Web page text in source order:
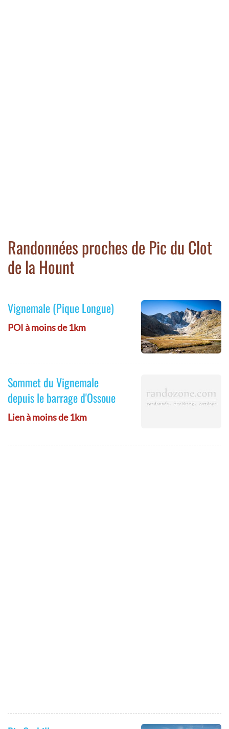
Randonnées proches de Pic du Clot
de la Hount
Vignemale (Pique Longue)
POI à moins de 1km
Sommet du Vignemale
depuis le barrage d'Ossoue
Lien à moins de 1km